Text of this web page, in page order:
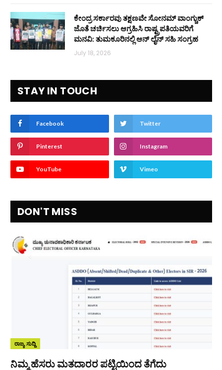
ಕೇಂದ್ರ ಸರ್ಕಾರವು ತಕ್ಷಣವೇ ಸೋನಮ್ ವಾಂಗ್ಚುಕ್
ಜೊತೆ ಚರ್ಚಿಸಲು ಆಗ್ರಹಿಸಿ ರಾಷ್ಟ್ರಪತಿಯವರಿಗೆ
ಮನವಿ: ತುಮಕೂರಿನಲ್ಲಿ ಆನ್‌ ಲೈನ್ ಸಹಿ ಸಂಗ್ರಹ
July 18, 2026
STAY IN TOUCH
Facebook Twitter
Pinterest Instagram
YouTube Vimeo
DON'T MISS
ರಾಜ್ಯ ಸುದ್ದಿ
ನಿಮ್ಮ ಹೆಸರು ಮತದಾರರ ಪಟ್ಟಿಯಿಂದ ತೆಗೆದು